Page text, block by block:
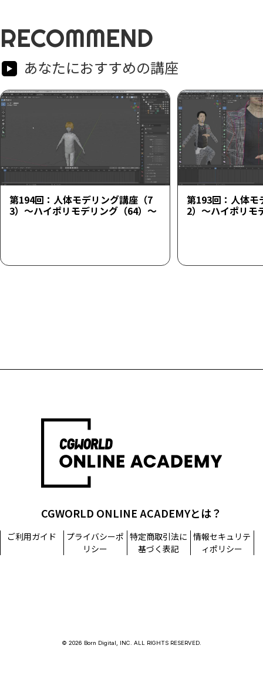
RECOMMEND
あなたにおすすめの講座
第194回：人体モデリング講座（7
3）～ハイポリモデリング（64）～
第193回：人体モ
2）～ハイポリモ
CGWORLD ONLINE ACADEMYとは？
ご利用ガイド
プライバシーポ
リシー
特定商取引法に
基づく表記
情報セキュリテ
ィポリシー
© 2026 Born Digital, INC. ALL RIGHTS RESERVED.